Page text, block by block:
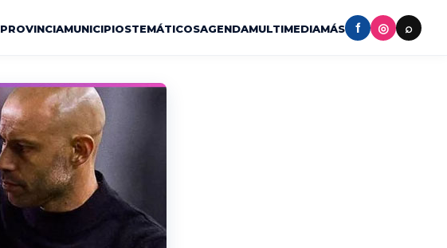
PROVINCIAMUNICIPIOSTEMÁTICOSAGENDAMULTIMEDIAMÁS f ◎ ⌕